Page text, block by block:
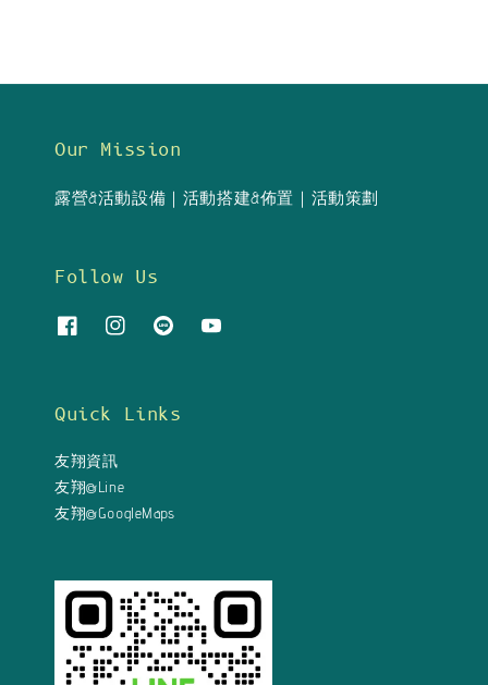
Our Mission
露營&活動設備｜活動搭建&佈置｜活動策劃
Follow Us
Quick Links
友翔資訊
友翔@Line
友翔@GoogleMaps